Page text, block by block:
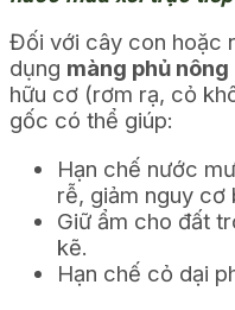
Đối với cây con hoặc
dụng màng phủ
hữu cơ (rơm rạ, cỏ
gốc có thể giúp:
Hạn chế nước
rễ, giảm nguy cơ
Giữ ẩm cho đất
kẽ.
Hạn chế cỏ dại